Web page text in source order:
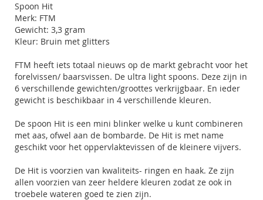
Spoon Hit
Merk: FTM
Gewicht: 3,3 gram
Kleur: Bruin met glitters
FTM heeft iets totaal nieuws op de markt gebracht voor het
forelvissen/ baarsvissen. De ultra light spoons. Deze zijn in
6 verschillende gewichten/groottes verkrijgbaar. En ieder
gewicht is beschikbaar in 4 verschillende kleuren.
De spoon Hit is een mini blinker welke u kunt combineren
met aas, ofwel aan de bombarde. De Hit is met name
geschikt voor het oppervlaktevissen of de kleinere vijvers.
De Hit is voorzien van kwaliteits- ringen en haak. Ze zijn
allen voorzien van zeer heldere kleuren zodat ze ook in
troebele wateren goed te zien zijn.